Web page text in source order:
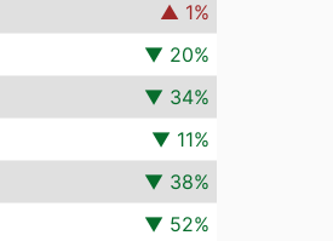
▲ 1%
▼ 20%
▼ 34%
▼ 11%
▼ 38%
▼ 52%